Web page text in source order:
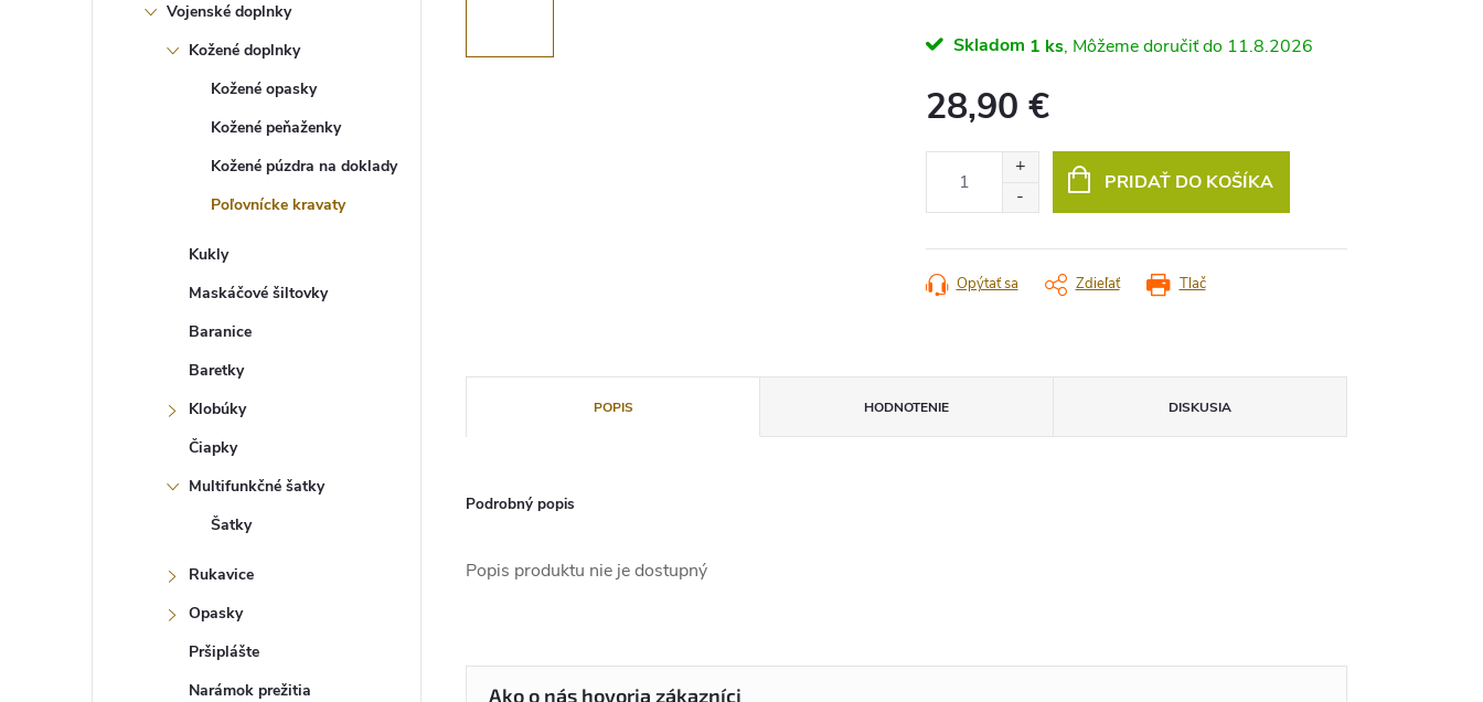
Vojenské doplnky
Kožené doplnky
Kožené opasky
Kožené peňaženky
Kožené púzdra na doklady
Poľovnícke kravaty
Kukly
Maskáčové šiltovky
Baranice
Baretky
Klobúky
Čiapky
Multifunkčné šatky
Šatky
Rukavice
Opasky
Pršiplášte
Narámok prežitia
Skladom 1 ks 11.8.2026
28,90 €
PRIDAŤ DO KOŠÍKA
Tlač
Opýtať sa Zdieľať
POPIS HODNOTENIE DISKUSIA
Podrobný popis
Popis produktu nie je dostupný